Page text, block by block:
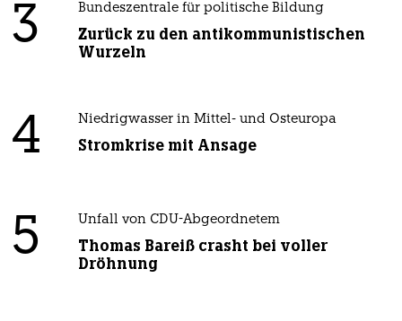
3 Bundeszentrale für politische Bildung
Zurück zu den antikommunistischen
Wurzeln
4 Niedrigwasser in Mittel- und Osteuropa
Stromkrise mit Ansage
5 Unfall von CDU-Abgeordnetem
Thomas Bareiß crasht bei voller
Dröhnung